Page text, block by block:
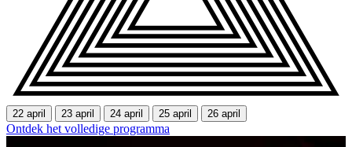
22 april 23 april 24 april 25 april 26 april
Ontdek het volledige programma